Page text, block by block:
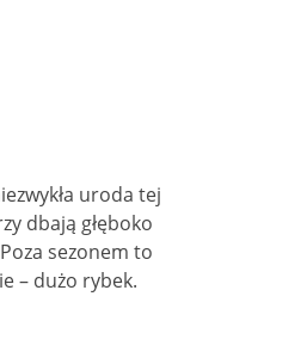
uroda tej
dbają głęboko
sezonem to
– dużo rybek.